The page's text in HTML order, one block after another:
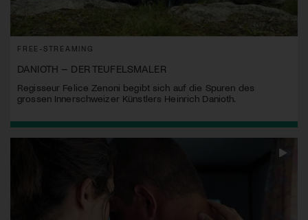
FREE-STREAMING
DANIOTH – DER TEUFELSMALER
Regisseur Felice Zenoni begibt sich auf die Spuren des
grossen Innerschweizer Künstlers Heinrich Danioth.